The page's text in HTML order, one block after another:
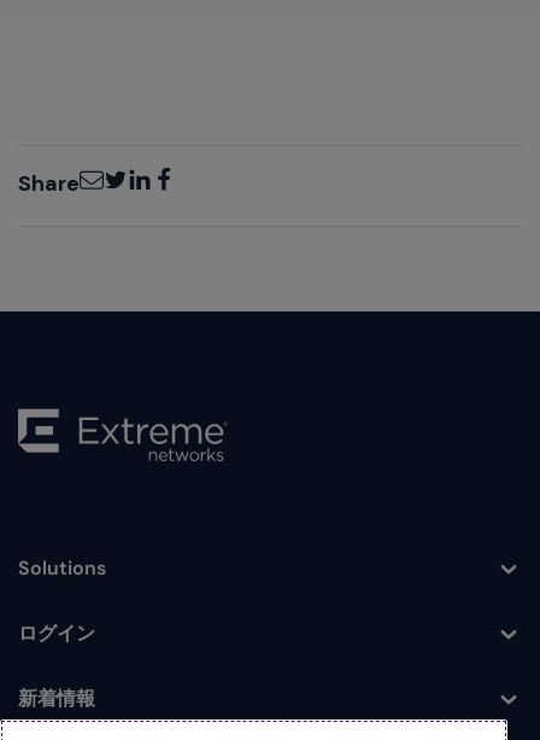
ShareEmailTwitter
LinkedInFacebook
Toggle
Solutions
Toggle
ログイン
Toggle
新着情報